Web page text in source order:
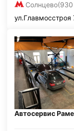
Солнцево
ул.Главмосстроя
Автосервис